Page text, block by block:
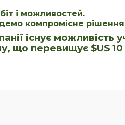
і можливостей.
компромісне рішення
існує можливість
що перевищує $US 10